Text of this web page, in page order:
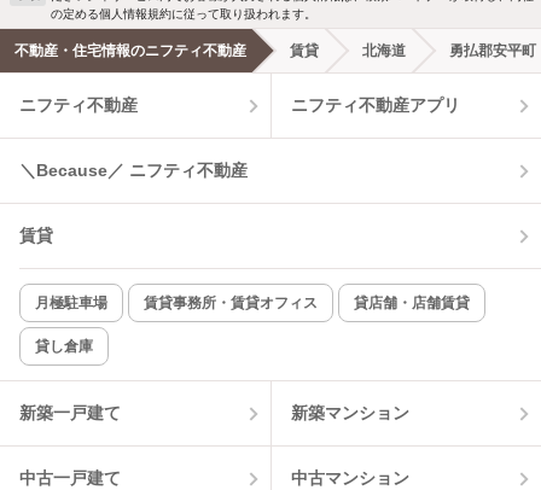
エアコンあり 都市ガス
温水洗浄便座 オートロック
コンロ2口以上
新着のみ インターネット無料
該当件数:
物件一覧に反映
の定める個人情報規約に従って取り扱われます。
不動産・住宅情報のニフティ不動産 賃貸 北海道 勇払郡安平町
ニフティ不動産 ニフティ不動産アプリ
＼Because／ ニフティ不動産
賃貸
月極駐車場 賃貸事務所・賃貸オフィス 貸店舗・店舗賃貸
貸し倉庫
新築一戸建て 新築マンション
中古一戸建て 中古マンション